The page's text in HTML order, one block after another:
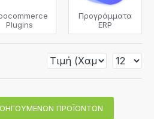
Plugins
Προγράμματα
ERP
ΠΡΟΪΌΝΤΩΝ